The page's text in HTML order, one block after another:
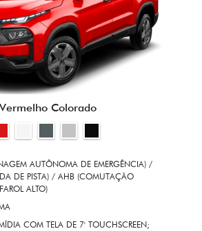
Vermelho Colorado
AUTÔNOMA DE EMERGÊNCIA) /
DE PISTA) / AHB (COMUTAÇÃO
ALTO)
COM TELA DE 7' TOUCHSCREEN;